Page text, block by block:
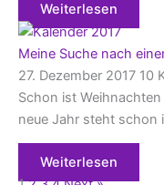
Weiterlesen
Meine Suche nach
27. Dezember 2017 10
Schon ist
neue Jahr steht schon
Weiterlesen